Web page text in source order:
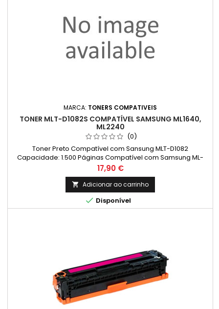
MARCA: TONERS COMPATIVEIS
TONER MLT-D1082S COMPATÍVEL SAMSUNG ML1640,
ML2240
(0)
Toner Preto Compatível com Sansung MLT-D1082
Capacidade: 1.500 Páginas Compatível com Samsung ML-
1640, ML-1641, ML-2240, ML-2241
Preço
17,90 €
 Adicionar ao carrinho
 Disponível